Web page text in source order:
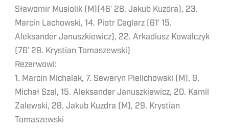
Sławomir Musiolik (M)(46′ 28. Jakub Kuzdra), 23.
Marcin Lachowski, 14. Piotr Ceglarz (61′ 15.
Aleksander Januszkiewicz), 22. Arkadiusz Kowalczyk
(76′ 29. Krystian Tomaszewski)
Rezerwowi:
1. Marcin Michalak, 7. Seweryn Pielichowski (M), 9.
Michał Szal, 15. Aleksander Januszkiewicz, 20. Kamil
Zalewski, 28. Jakub Kuzdra (M), 29. Krystian
Tomaszewski